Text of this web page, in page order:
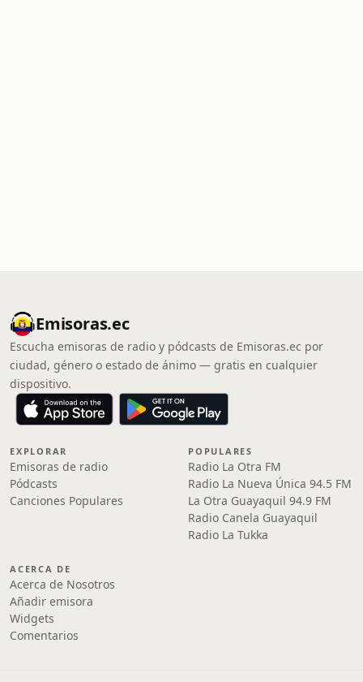
Emisoras.ec
Escucha emisoras de radio y pódcasts de Emisoras.ec por
ciudad, género o estado de ánimo — gratis en cualquier
dispositivo.
EXPLORAR
Emisoras de radio
Pódcasts
Canciones Populares
POPULARES
Radio La Otra FM
Radio La Nueva Única 94.5 FM
La Otra Guayaquil 94.9 FM
Radio Canela Guayaquil
Radio La Tukka
ACERCA DE
Acerca de Nosotros
Añadir emisora
Widgets
Comentarios